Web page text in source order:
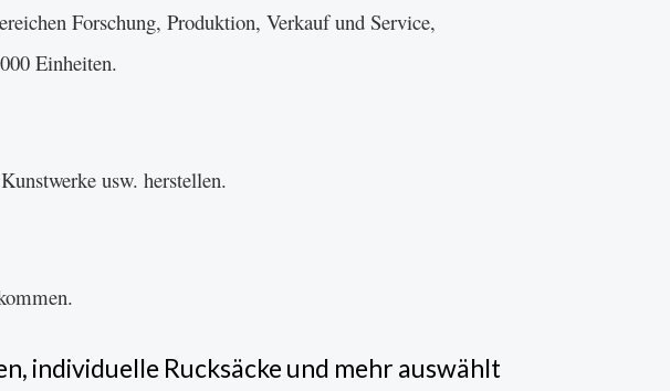
Forschung, Produktion, Verkauf und Service,
Einheiten.
usw. herstellen.
individuelle Rucksäcke und mehr auswählt